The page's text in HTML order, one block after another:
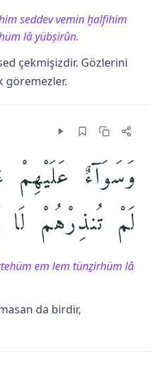
seddev vemin ḫalfihim
lâ yübṣirûn.
çekmişizdir. Gözlerini
göremezler.
وَسَوَآءٌ عَلَيْهِمْ
لَمْ تُنذِرْهُمْ لَا
em lem tünẕirhüm lâ
da birdir,